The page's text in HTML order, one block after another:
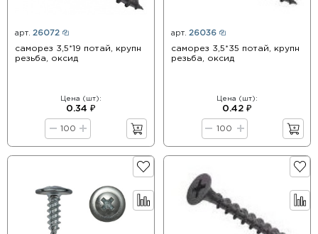
арт. 26072
саморез 3,5*19 потай, крупн
резьба, оксид
Цена (шт):
0.34 ₽
арт. 26036
саморез 3,5*35 потай, крупн
резьба, оксид
Цена (шт):
0.42 ₽